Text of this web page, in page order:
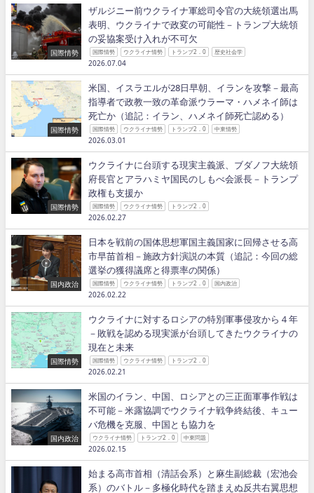
国際情勢
ザルジニー前ウクライナ軍総司令官の大統領選出馬
表明、ウクライナで政変の可能性－トランプ大統領
の妥協案受け入れが不可欠
国際情勢 ウクライナ情勢 トランプ2．0 歴史社会学
2026.07.04
国際情勢
米国、イスラエルが28日早朝、イランを攻撃－最高
指導者で政教一致の革命派ウラーマ・ハメネイ師は
死亡か（追記：イラン、ハメネイ師死亡認める）
国際情勢 ウクライナ情勢 トランプ2．0 中東情勢
2026.03.01
国際情勢
ウクライナに台頭する現実主義派、ブダノフ大統領
府長官とアラハミヤ国民のしもべ会派長－トランプ
政権も支援か
国際情勢 ウクライナ情勢 トランプ2．0
2026.02.27
国内政治
日本を戦前の国体思想軍国主義国家に回帰させる高
市早苗首相－施政方針演説の本質（追記：今回の総
選挙の獲得議席と得票率の関係）
国際情勢 ウクライナ情勢 トランプ2．0 国内政治
2026.02.22
国際情勢
ウクライナに対するロシアの特別軍事侵攻から４年
－敗戦を認める現実派が台頭してきたウクライナの
現在と未来
国際情勢 ウクライナ情勢 トランプ2．0
2026.02.21
国内政治
米国のイラン、中国、ロシアとの三正面軍事作戦は
不可能－米露協調でウクライナ戦争終結後、キュー
バ危機を克服、中国とも協力を
ウクライナ情勢 トランプ2．0 中東問題
2026.02.15
始まる高市首相（清話会系）と麻生副総裁（宏池会
系）のバトル－多極化時代を踏まえぬ反共右翼思想